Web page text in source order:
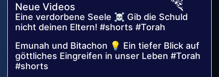
Neue Videos
Eine verdorbene Seele ☠️ Gib die Schuld
nicht deinen Eltern! #shorts #Torah
Emunah und Bitachon 💡 Ein tiefer Blick auf
göttliches Eingreifen in unser Leben #Torah
#shorts